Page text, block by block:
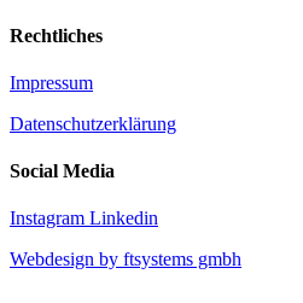
Rechtliches
Impressum
Datenschutzerklärung
Social Media
Instagram Linkedin
Webdesign by ftsystems gmbh